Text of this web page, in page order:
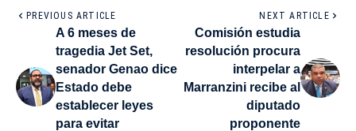
PREVIOUS ARTICLE
A 6 meses de
tragedia Jet Set,
senador Genao dice
Estado debe
establecer leyes
para evitar
NEXT ARTICLE
Comisión estudia
resolución procura
interpelar a
Marranzini recibe al
diputado
proponente